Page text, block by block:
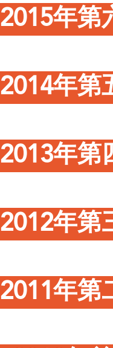
2015年第
2014年第
2013年第
2012年第
2011年第